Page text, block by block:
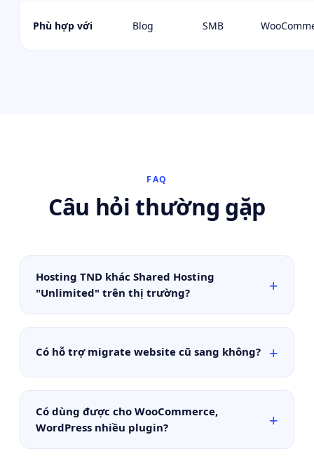
Phù hợp với Blog SMB
FAQ
Câu hỏi thường gặp
Hosting TND khác Shared Hosting
"Unlimited" trên thị trường?
Có hỗ trợ migrate website cũ sang không?
Có dùng được cho WooCommerce,
WordPress nhiều plugin?